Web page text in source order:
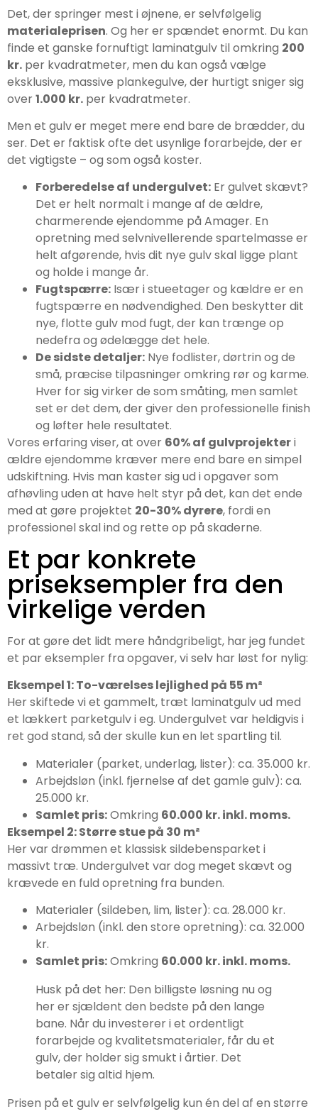
Det, der springer mest i øjnene, er selvfølgelig
materialeprisen. Og her er spændet enormt. Du kan
finde et ganske fornuftigt laminatgulv til omkring 200
kr. per kvadratmeter, men du kan også vælge
eksklusive, massive plankegulve, der hurtigt sniger sig
over1.000 kr. per kvadratmeter.
Men et gulv er meget mere end bare de brædder, du
ser. Det er faktisk ofte det usynlige forarbejde, der er
det vigtigste – og som også koster.
Forberedelse af undergulvet: Er gulvet skævt?
Det er helt normalt i mange af de ældre,
charmerende ejendomme på Amager. En
opretning med selvnivellerende spartelmasse er
helt afgørende, hvis dit nye gulv skal ligge plant
og holde i mange år.
Fugtspærre: Især i stueetager og kældre er en
fugtspærre en nødvendighed. Den beskytter dit
nye, flotte gulv mod fugt, der kan trænge op
nedefra og ødelægge det hele.
De sidste detaljer: Nye fodlister, dørtrin og de
små, præcise tilpasninger omkring rør og karme.
Hver for sig virker de som småting, men samlet
set er det dem, der giver den professionelle finish
og løfter hele resultatet.
Vores erfaring viser, at over 60% af gulvprojekteri
ældre ejendomme kræver mere end bare en simpel
udskiftning. Hvis man kaster sig ud i opgaver som
afhøvling uden at have helt styr på det, kan det ende
med at gøre projektet 20-30% dyrere, fordi en
professionel skal ind og rette op på skaderne.
Et par konkrete
priseksempler fra den
virkelige verden
For at gøre det lidt mere håndgribeligt, har jeg fundet
et par eksempler fra opgaver, vi selv har løst for nylig:
Eksempel 1: To-værelses lejlighed på 55 m²
Her skiftede vi et gammelt, træt laminatgulv ud med
et lækkert parketgulv i eg. Undergulvet var heldigvis i
ret god stand, så der skulle kun en let spartling til.
Materialer (parket, underlag, lister): ca. 35.000 kr.
Arbejdsløn (inkl. fjernelse af det gamle gulv): ca.
25.000 kr.
Samlet pris:Omkring 60.000 kr. inkl. moms.
Eksempel 2: Større stue på 30 m²
Her var drømmen et klassisk sildebensparket i
massivt træ. Undergulvet var dog meget skævt og
krævede en fuld opretning fra bunden.
Materialer (sildeben, lim, lister): ca. 28.000 kr.
Arbejdsløn (inkl. den store opretning): ca. 32.000
kr.
Samlet pris:Omkring 60.000 kr. inkl. moms.
Husk på det her: Den billigste løsning nu og
her er sjældent den bedste på den lange
bane. Når du investerer i et ordentligt
forarbejde og kvalitetsmaterialer, får du et
gulv, der holder sig smukt i årtier. Det
betaler sig altid hjem.
Prisen på et gulv er selvfølgelig kun én del af en større